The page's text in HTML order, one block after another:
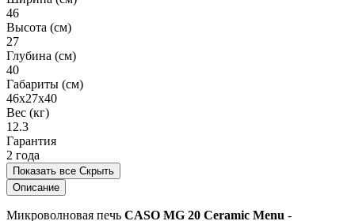
46
Высота (см)
27
Глубина (см)
40
Габариты (см)
46х27х40
Вес (кг)
12.3
Гарантия
2 года
Показать все Скрыть
Описание
Микроволновая печь CASO MG 20 Ceramic Menu -